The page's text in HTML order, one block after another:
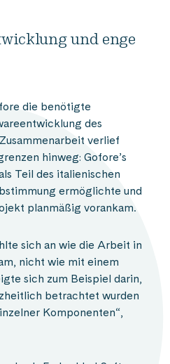
und enge
die benötigte
des
verlief
hinweg: Gofore’s
Teil des italienischen
ermöglichte und
planmäßig vorankam.
sich an wie die Arbeit in
nicht wie mit einem
sich zum Beispiel darin,
betrachtet wurden
Komponenten“,